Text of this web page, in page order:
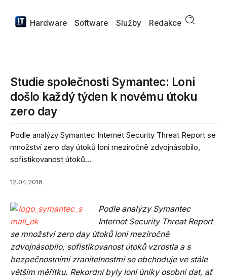
Hardware Software Služby Redakce
Studie společnosti Symantec: Loni
došlo každý týden k novému útoku
zero day
Podle analýzy Symantec Internet Security Threat Report se
množství zero day útoků loni meziročně zdvojnásobilo,
sofistikovanost útoků...
12.04.2016
Podle analýzy Symantec
Internet Security Threat Report
se množství zero day útoků loni meziročně
zdvojnásobilo, sofistikovanost útoků vzrostla a s
bezpečnostními zranitelnostmi se obchoduje ve stále
větším měřítku. Rekordní byly loni úniky osobní dat, ať